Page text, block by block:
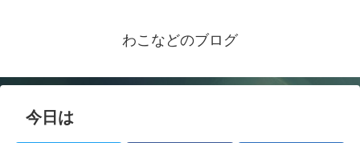
わこなどのブログ
今日は